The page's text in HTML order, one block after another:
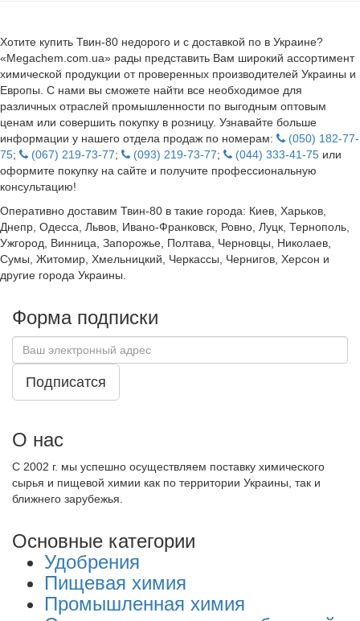
Хотите купить Твин-80 недорого и с доставкой по в Украине?
«Megachem.com.ua» рады представить Вам широкий ассортимент
химической продукции от проверенных производителей Украины и
Европы. С нами вы сможете найти все необходимое для
различных отраслей промышленности по выгодным оптовым
ценам или совершить покупку в розницу. Узнавайте больше
информации у нашего отдела продаж по номерам:
(050) 182-77-
75; (067) 219-73-77; (093) 219-73-77; (044) 333-41-75 или
оформите покупку на сайте и получите профессиональную
консультацию!
Оперативно доставим Твин-80 в такие города: Киев, Харьков,
Днепр, Одесса, Львов, Ивано-Франковск, Ровно, Луцк, Тернополь,
Ужгород, Винница, Запорожье, Полтава, Черновцы, Николаев,
Сумы, Житомир, Хмельницкий, Черкассы, Чернигов, Херсон и
другие города Украины.
Форма подписки
Подписатся
О нас
С 2002 г. мы успешно осуществляем поставку химического
сырья и пищевой химии как по территории Украины, так и
ближнего зарубежья.
Основные категории
Удобрения
Пищевая химия
Промышленная химия